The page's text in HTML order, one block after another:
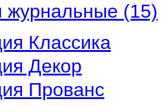
журнальные (15)
Классика
Декор
Прованс